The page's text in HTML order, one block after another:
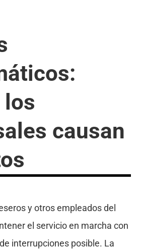
los
causan
y otros empleados del
el servicio en marcha con
interrupciones posible. La